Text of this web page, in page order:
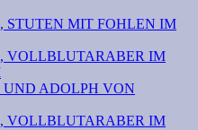
STUTEN MIT FOHLEN IM
VOLLBLUTARABER IM
ADOLPH VON
VOLLBLUTARABER IM